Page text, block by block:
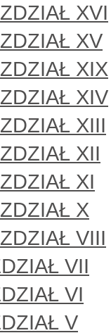
XVI
XV
XIX
XIV
XIII
XII
XI
X
VIII
VII
VI
V